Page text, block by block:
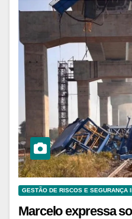
GESTÃO DE RISCOS E SEGURANÇA
Marcelo expressa